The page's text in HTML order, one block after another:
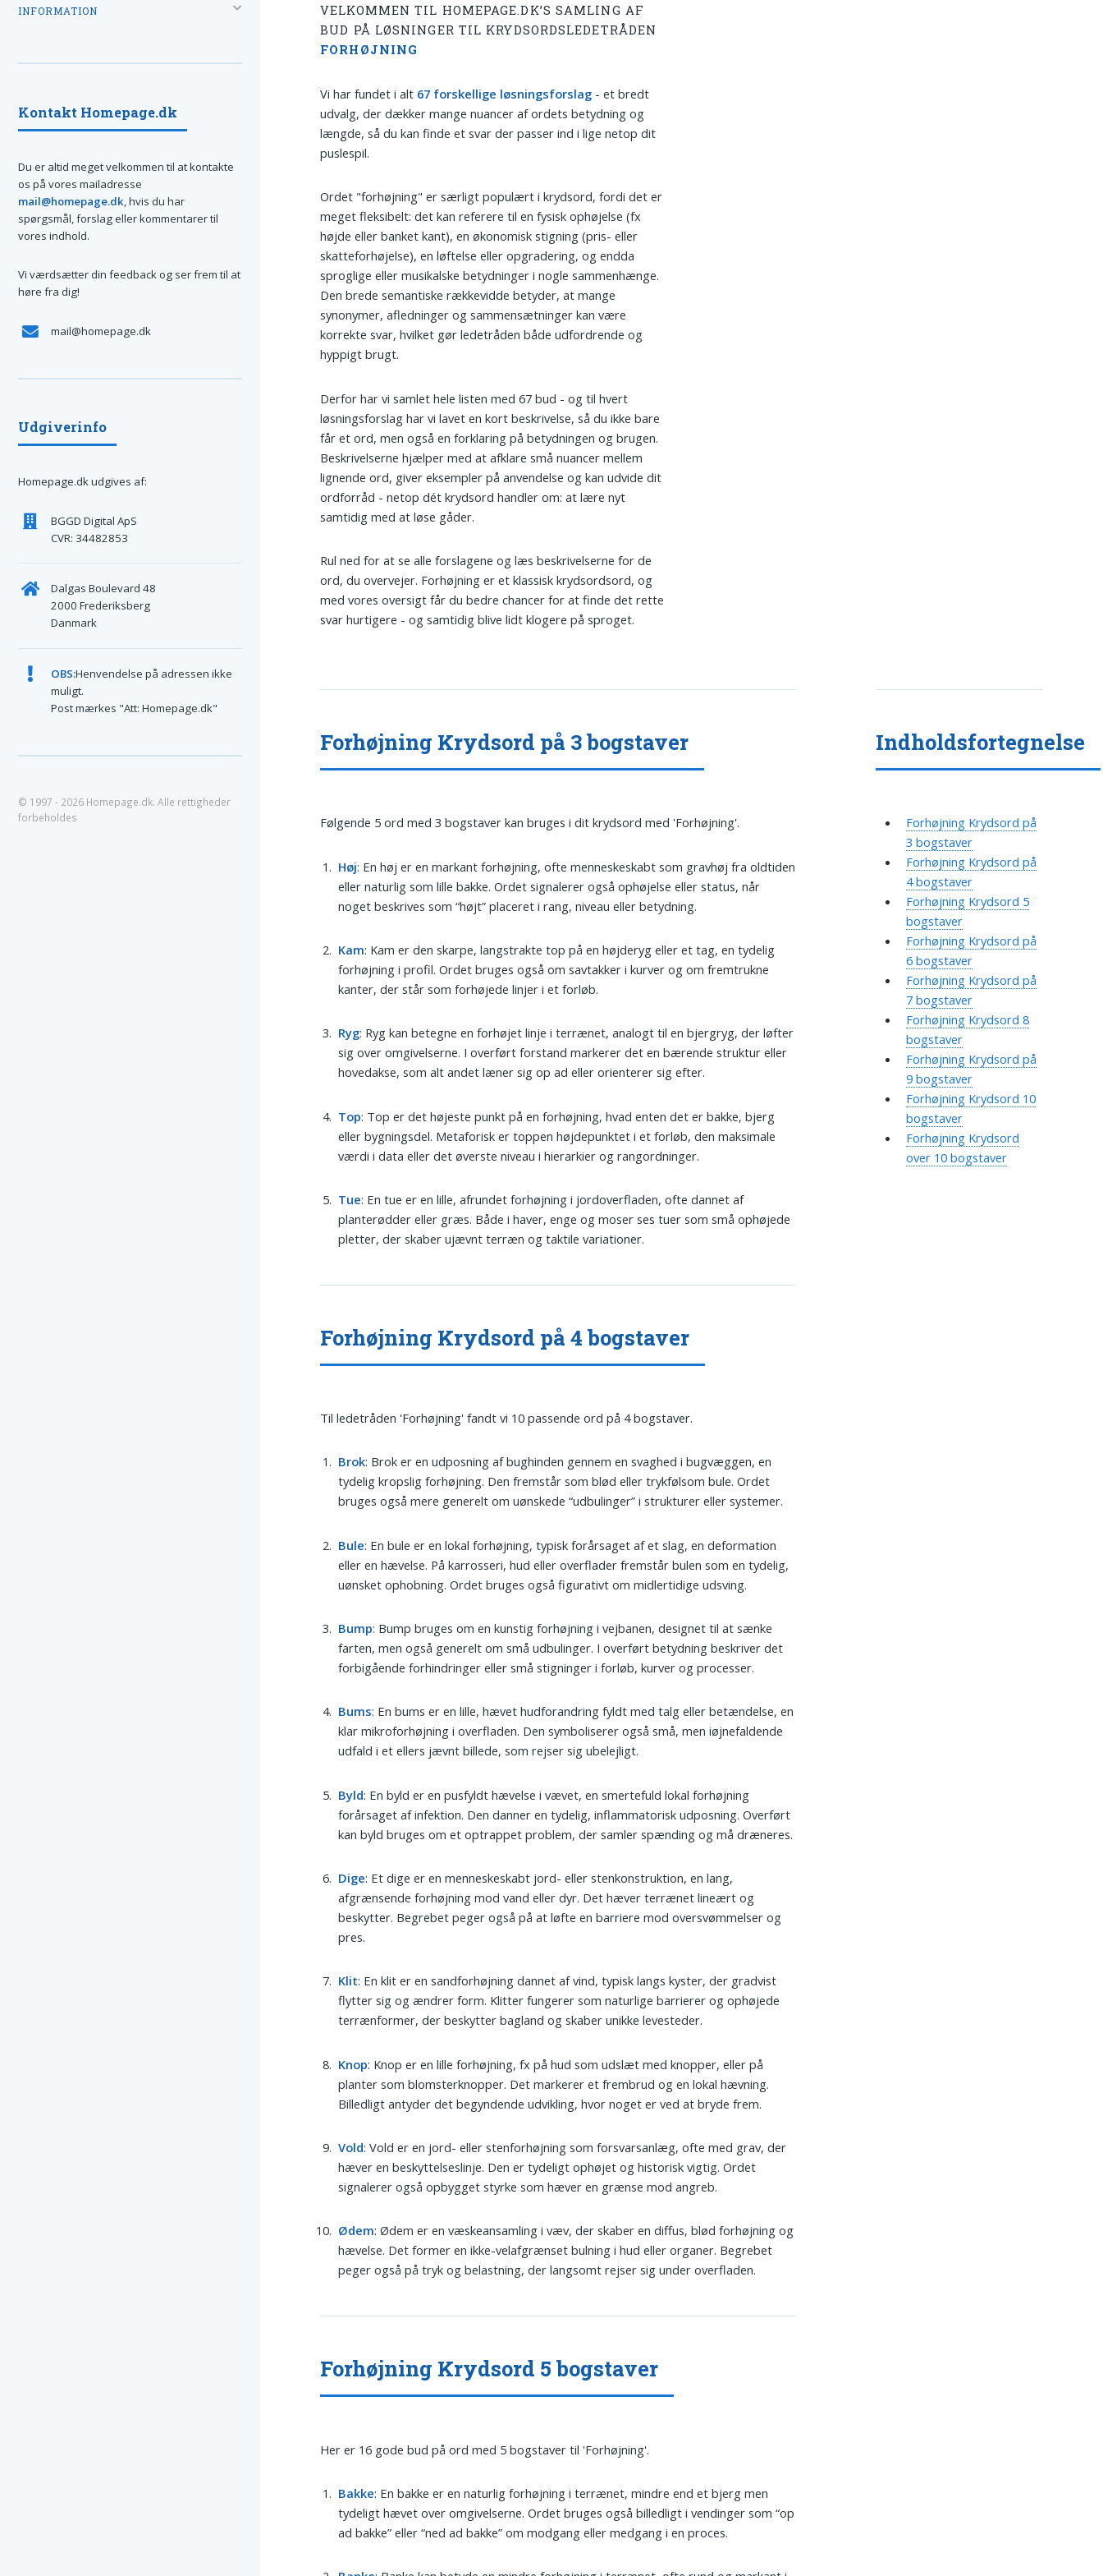
VELKOMMEN TIL HOMEPAGE.DK’S SAMLING AF
BUD PÅ LØSNINGER TIL KRYDSORDSLEDETRÅDEN
FORHØJNING
Vi har fundet i alt 67 forskellige løsningsforslag - et bredt
udvalg, der dækker mange nuancer af ordets betydning og
længde, så du kan finde et svar der passer ind i lige netop dit
puslespil.
Ordet "forhøjning" er særligt populært i krydsord, fordi det er
meget fleksibelt: det kan referere til en fysisk ophøjelse (fx
højde eller banket kant), en økonomisk stigning (pris- eller
skatteforhøjelse), en løftelse eller opgradering, og endda
sproglige eller musikalske betydninger i nogle sammenhænge.
Den brede semantiske rækkevidde betyder, at mange
synonymer, afledninger og sammensætninger kan være
korrekte svar, hvilket gør ledetråden både udfordrende og
hyppigt brugt.
Derfor har vi samlet hele listen med 67 bud - og til hvert
løsningsforslag har vi lavet en kort beskrivelse, så du ikke bare
får et ord, men også en forklaring på betydningen og brugen.
Beskrivelserne hjælper med at afklare små nuancer mellem
lignende ord, giver eksempler på anvendelse og kan udvide dit
ordforråd - netop dét krydsord handler om: at lære nyt
samtidig med at løse gåder.
Rul ned for at se alle forslagene og læs beskrivelserne for de
ord, du overvejer. Forhøjning er et klassisk krydsordsord, og
med vores oversigt får du bedre chancer for at finde det rette
svar hurtigere - og samtidig blive lidt klogere på sproget.
Forhøjning Krydsord på 3 bogstaver
Følgende 5 ord med 3 bogstaver kan bruges i dit krydsord med 'Forhøjning'.
Høj: En høj er en markant forhøjning, ofte menneskeskabt som gravhøj fra oldtiden
eller naturlig som lille bakke. Ordet signalerer også ophøjelse eller status, når
noget beskrives som “højt” placeret i rang, niveau eller betydning.
Kam: Kam er den skarpe, langstrakte top på en højderyg eller et tag, en tydelig
forhøjning i profil. Ordet bruges også om savtakker i kurver og om fremtrukne
kanter, der står som forhøjede linjer i et forløb.
Ryg: Ryg kan betegne en forhøjet linje i terrænet, analogt til en bjergryg, der løfter
sig over omgivelserne. I overført forstand markerer det en bærende struktur eller
hovedakse, som alt andet læner sig op ad eller orienterer sig efter.
Top: Top er det højeste punkt på en forhøjning, hvad enten det er bakke, bjerg
eller bygningsdel. Metaforisk er toppen højdepunktet i et forløb, den maksimale
værdi i data eller det øverste niveau i hierarkier og rangordninger.
Tue: En tue er en lille, afrundet forhøjning i jordoverfladen, ofte dannet af
planterødder eller græs. Både i haver, enge og moser ses tuer som små ophøjede
pletter, der skaber ujævnt terræn og taktile variationer.
Forhøjning Krydsord på 4 bogstaver
Til ledetråden 'Forhøjning' fandt vi 10 passende ord på 4 bogstaver.
Brok: Brok er en udposning af bughinden gennem en svaghed i bugvæggen, en
tydelig kropslig forhøjning. Den fremstår som blød eller trykfølsom bule. Ordet
bruges også mere generelt om uønskede “udbulinger” i strukturer eller systemer.
Bule: En bule er en lokal forhøjning, typisk forårsaget af et slag, en deformation
eller en hævelse. På karrosseri, hud eller overflader fremstår bulen som en tydelig,
uønsket ophobning. Ordet bruges også figurativt om midlertidige udsving.
Bump: Bump bruges om en kunstig forhøjning i vejbanen, designet til at sænke
farten, men også generelt om små udbulinger. I overført betydning beskriver det
forbigående forhindringer eller små stigninger i forløb, kurver og processer.
Bums: En bums er en lille, hævet hudforandring fyldt med talg eller betændelse, en
klar mikroforhøjning i overfladen. Den symboliserer også små, men iøjnefaldende
udfald i et ellers jævnt billede, som rejser sig ubelejligt.
Byld: En byld er en pusfyldt hævelse i vævet, en smertefuld lokal forhøjning
forårsaget af infektion. Den danner en tydelig, inflammatorisk udposning. Overført
kan byld bruges om et optrappet problem, der samler spænding og må dræneres.
Dige: Et dige er en menneskeskabt jord- eller stenkonstruktion, en lang,
afgrænsende forhøjning mod vand eller dyr. Det hæver terrænet lineært og
beskytter. Begrebet peger også på at løfte en barriere mod oversvømmelser og
pres.
Klit: En klit er en sandforhøjning dannet af vind, typisk langs kyster, der gradvist
flytter sig og ændrer form. Klitter fungerer som naturlige barrierer og ophøjede
terrænformer, der beskytter bagland og skaber unikke levesteder.
Knop: Knop er en lille forhøjning, fx på hud som udslæt med knopper, eller på
planter som blomsterknopper. Det markerer et frembrud og en lokal hævning.
Billedligt antyder det begyndende udvikling, hvor noget er ved at bryde frem.
Vold: Vold er en jord- eller stenforhøjning som forsvarsanlæg, ofte med grav, der
hæver en beskyttelseslinje. Den er tydeligt ophøjet og historisk vigtig. Ordet
signalerer også opbygget styrke som hæver en grænse mod angreb.
Ødem: Ødem er en væskeansamling i væv, der skaber en diffus, blød forhøjning og
hævelse. Det former en ikke-velafgrænset bulning i hud eller organer. Begrebet
peger også på tryk og belastning, der langsomt rejser sig under overfladen.
Forhøjning Krydsord 5 bogstaver
Her er 16 gode bud på ord med 5 bogstaver til 'Forhøjning'.
Bakke: En bakke er en naturlig forhøjning i terrænet, mindre end et bjerg men
tydeligt hævet over omgivelserne. Ordet bruges også billedligt i vendinger som “op
ad bakke” eller “ned ad bakke” om modgang eller medgang i en proces.
Indholdsfortegnelse
Forhøjning Krydsord på
3 bogstaver
Forhøjning Krydsord på
4 bogstaver
Forhøjning Krydsord 5
bogstaver
Forhøjning Krydsord på
6 bogstaver
Forhøjning Krydsord på
7 bogstaver
Forhøjning Krydsord 8
bogstaver
Forhøjning Krydsord på
9 bogstaver
Forhøjning Krydsord 10
bogstaver
Forhøjning Krydsord
over 10 bogstaver
INFORMATION
Kontakt Homepage.dk
Du er altid meget velkommen til at kontakte
os på vores mailadresse
mail@homepage.dk, hvis du har
spørgsmål, forslag eller kommentarer til
vores indhold.
Vi værdsætter din feedback og ser frem til at
høre fra dig!
mail@homepage.dk
Udgiverinfo
Homepage.dk udgives af:
BGGD Digital ApS
CVR: 34482853
Dalgas Boulevard 48
2000 Frederiksberg
Danmark
OBS:Henvendelse på adressen ikke
muligt.
Post mærkes "Att: Homepage.dk"
© 1997 - 2026 Homepage.dk. Alle rettigheder
forbeholdes